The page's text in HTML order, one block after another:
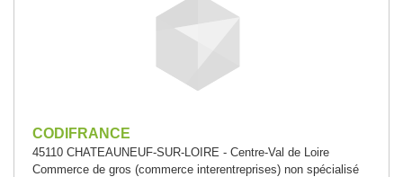
CODIFRANCE
45110 CHATEAUNEUF-SUR-LOIRE - Centre-Val de Loire
Commerce de gros (commerce interentreprises) non spécialisé